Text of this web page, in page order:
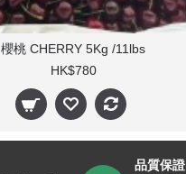
櫻桃 CHERRY 5Kg /11lbs
HK$780
品質保證